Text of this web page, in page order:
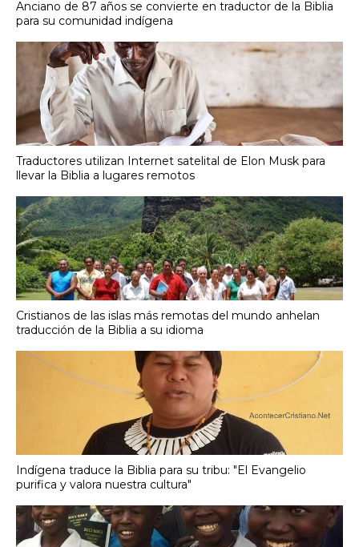
Anciano de 87 años se convierte en traductor de la Biblia
para su comunidad indígena
Traductores utilizan Internet satelital de Elon Musk para
llevar la Biblia a lugares remotos
Cristianos de las islas más remotas del mundo anhelan
traducción de la Biblia a su idioma
Indígena traduce la Biblia para su tribu: "El Evangelio
purifica y valora nuestra cultura"